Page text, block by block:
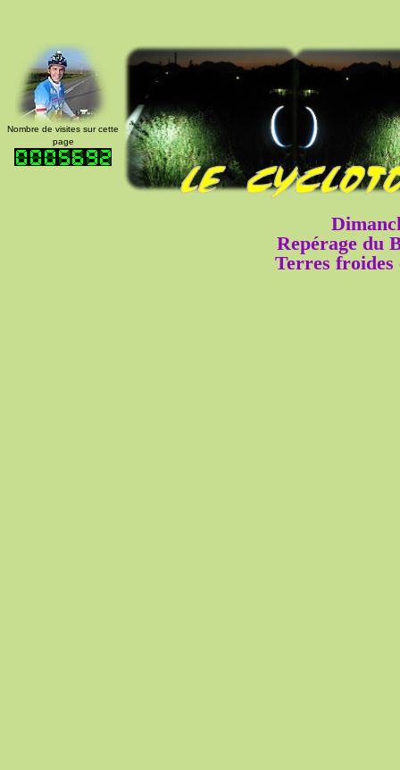
Nombre de visites sur cette
page
Repérage du
Terres froides